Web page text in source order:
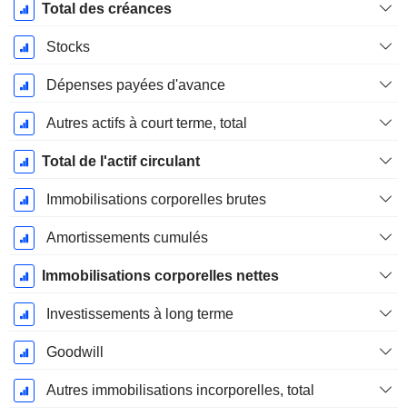
Total des créances
Stocks
Dépenses payées d'avance
Autres actifs à court terme, total
Total de l'actif circulant
Immobilisations corporelles brutes
Amortissements cumulés
Immobilisations corporelles nettes
Investissements à long terme
Goodwill
Autres immobilisations incorporelles, total